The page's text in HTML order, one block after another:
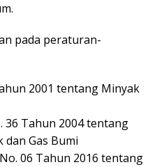
pada peraturan-
2001 tentang Minyak
36 Tahun 2004 tentang
Gas Bumi
06 Tahun 2016 tentang